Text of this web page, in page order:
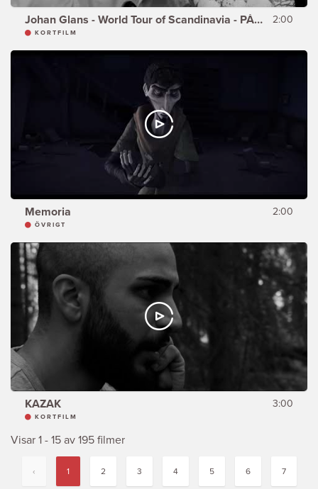
Johan Glans - World Tour of Scandinavia - PÅSKEN 2:00
KORTFILM
Memoria 2:00
ÖVRIGT
KAZAK 3:00
KORTFILM
Visar 1 - 15 av 195 filmer
‹ 1 2 3 4 5 6 7